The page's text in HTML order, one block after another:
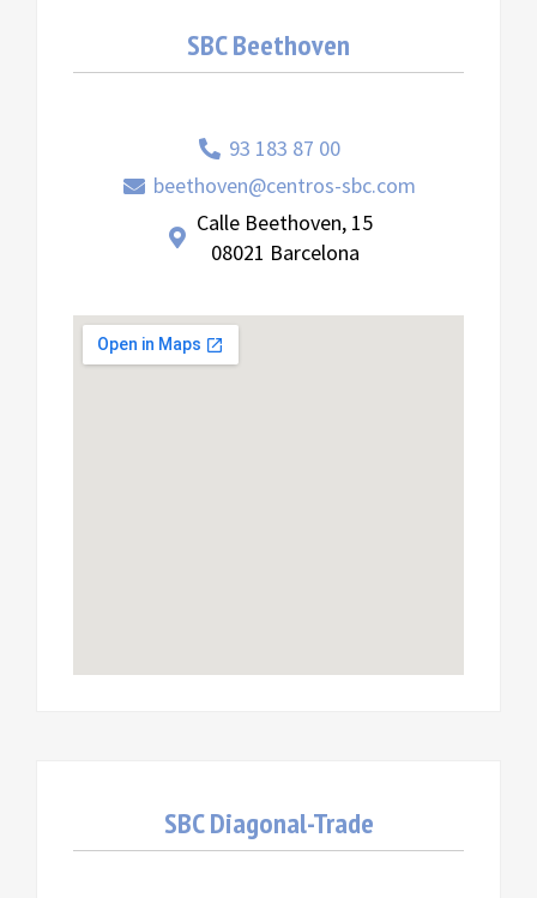
SBC Beethoven
93 183 87 00
beethoven@centros-sbc.com
Calle Beethoven, 15
08021 Barcelona
SBC Diagonal-Trade